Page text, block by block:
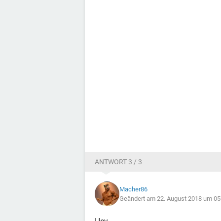
ANTWORT 3 / 3
Macher86
Geändert am 22. August 2018 um